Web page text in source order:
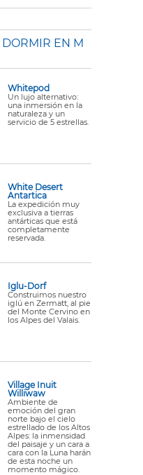
DORMIR EN M
Whitepod
Un lujo alternativo:
una inmersión en la
naturaleza y un
servicio de 5 estrellas.
White Desert
Antartica
La expedición muy
exclusiva a tierras
antárticas que está
completamente
reservada.
Iglu-Dorf
Construimos nuestro
iglú en Zermatt, al pie
del Monte Cervino en
los Alpes del Valais.
Village Inuit
Williwaw
Ambiente de
emoción del gran
norte bajo el cielo
estrellado de los Altos
Alpes: la inmensidad
del paisaje y un cara a
cara con la Luna harán
de esta noche un
momento mágico.